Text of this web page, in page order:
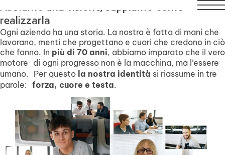
agosto compresi. Il servizio di assistenza tecnica
Abbiamo una visione, sappiamo come
realizzarla
Ogni azienda ha una storia. La nostra è fatta di mani che
lavorano, menti che progettano e cuori che credono in ciò
che fanno. In più di 70 anni, abbiamo imparato che il vero
motore di ogni progresso non è la macchina, ma l’essere
umano. Per questo la nostra identità si riassume in tre
parole: forza, cuore e testa.